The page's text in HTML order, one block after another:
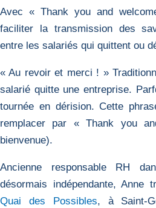
Avec « Thank you and
faciliter la transmission des
entre les salariés qui quittent ou
« Au revoir et merci ! »
salarié quitte une entreprise.
tournée en dérision. Cette
remplacer par « Thank you
bienvenue).
Ancienne responsable RH
désormais indépendante, Anne
Quai des Possibles, à Saint-